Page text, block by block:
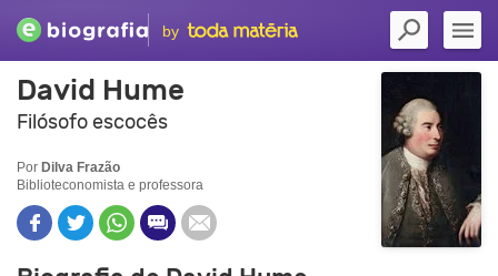
by
David Hume
Filósofo escocês
Por Dilva Frazão
Biblioteconomista e professora